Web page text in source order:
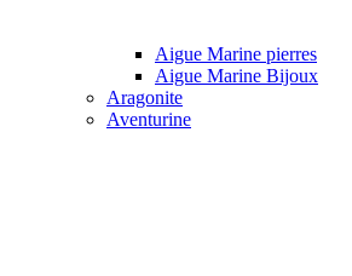
Aigue Marine pierres
Aigue Marine Bijoux
Aragonite
Aventurine